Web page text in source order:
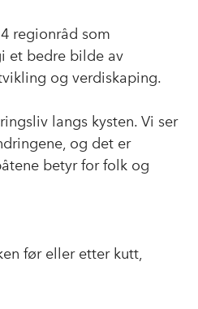
regionråd som
et bedre bilde av
og verdiskaping.
langs kysten. Vi ser
og det er
betyr for folk og
før eller etter kutt,